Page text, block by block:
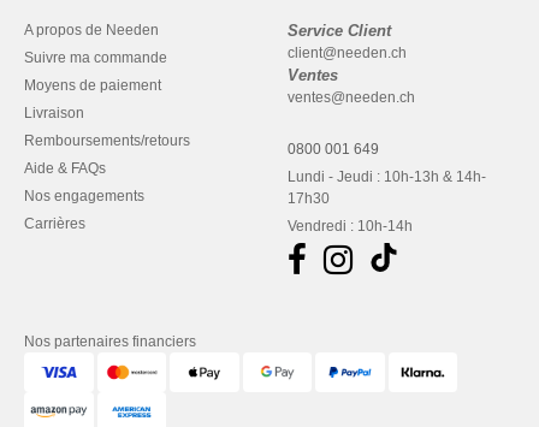
A propos de Needen
Suivre ma commande
Moyens de paiement
Livraison
Remboursements/retours
Aide & FAQs
Nos engagements
Carrières
Service Client
client@needen.ch
Ventes
ventes@needen.ch
0800 001 649
Lundi - Jeudi : 10h-13h & 14h-
17h30
Vendredi : 10h-14h
Nos partenaires financiers